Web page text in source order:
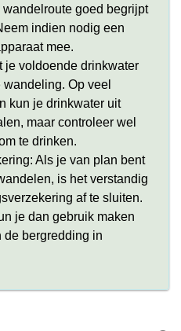
goed begrijpt
indien nodig een
mee.
je voldoende drinkwater
Op veel
kun je drinkwater uit
maar controleer wel
te drinken.
Als je van plan bent
is het verstandig
af te sluiten.
je dan gebruik maken
de bergredding in